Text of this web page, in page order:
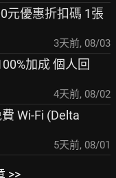
元優惠折扣碼 1張
3天前, 08/03
加成 個人回
4天前, 08/02
Wi-Fi (Delta
5天前, 08/01
>>